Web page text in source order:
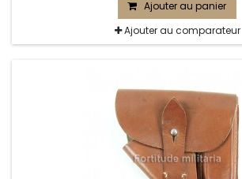
Ajouter au panier
Ajouter au comparateur